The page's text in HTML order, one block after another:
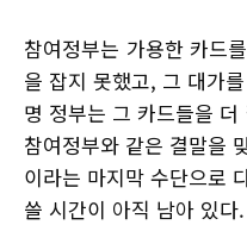
참여정부는 가용한 카드
을 잡지 못했고, 그 대가
명 정부는 그 카드들을
참여정부와 같은 결말을
이라는 마지막 수단으로
쓸 시간이 아직 남아 있다.